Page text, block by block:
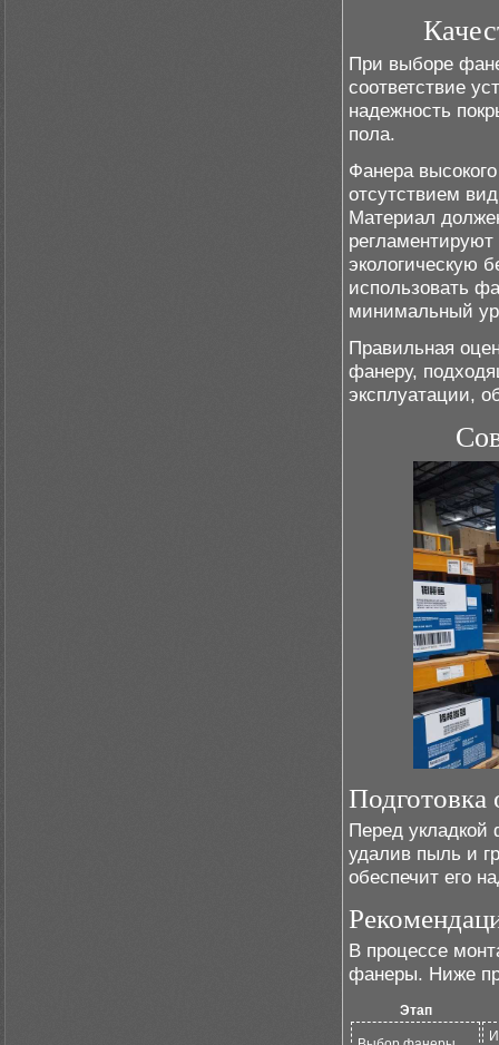
При выборе
соответствие
надежность
пола.
Фанера
отсутствием
Материал
регламентируют
экологическую
использовать
минимальный
Правильная
фанеру,
эксплуатации,
Подготовка
Перед укладкой
удалив пыль и
обеспечит его
В процессе
фанеры. Ниже
Этап